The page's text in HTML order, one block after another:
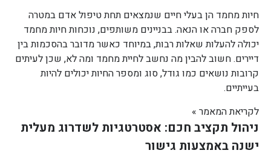
חיות מחמד הן בעלי חיים שנמצאים תחת טיפול אדם במטרה
לספק חברה או הנאה. בבניינים משותפים, נוכחות חיות מחמד
יכולה להעלות שאלות רבות, במיוחד כאשר מדובר בהסכמות בין
דיירים. חשוב להבין מה נחשב לחיית מחמד ומה לא, שכן לעיתים
קרובות נושאים כמו גודל, סוג ומספר החיות יכולים להיות
בעייתיים.
לקריאת המאמר »
ניהול תקציב חכם: אסטרטגיות לשדרוג מעלית
ישנה באמצעות גישור